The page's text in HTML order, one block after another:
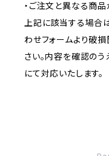
・ご注文と異なる商
上記に該当する場合
わせフォームより破
さい。内容を確認の
にて対応いたします。